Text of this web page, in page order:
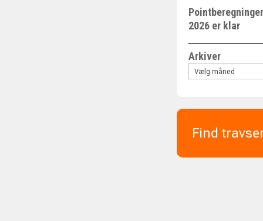
2026 er klar
Arkiver
Find